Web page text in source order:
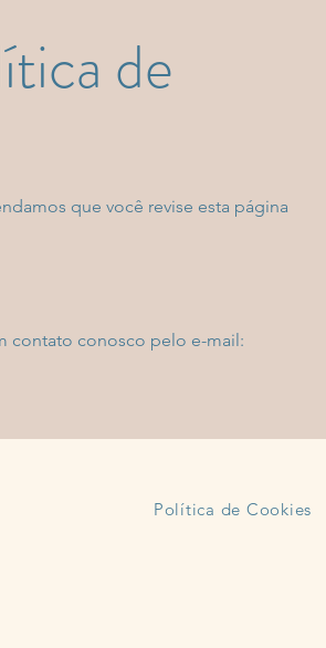
de
que você revise esta página
contato conosco pelo e-mail:
Política de Cookies